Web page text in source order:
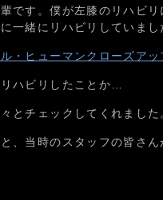
です。僕が左膝のリハビ
一緒にリハビリしていまし
・ヒューマンクローズアッ
ハビリしたことか…
とチェックしてくれました
、当時のスタッフの皆さ